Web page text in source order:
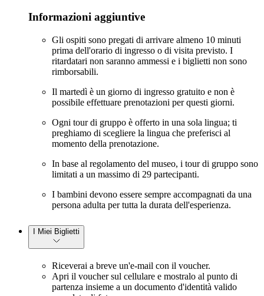
Informazioni aggiuntive
Gli ospiti sono pregati di arrivare almeno 10 minuti
prima dell'orario di ingresso o di visita previsto. I
ritardatari non saranno ammessi e i biglietti non sono
rimborsabili.
Il martedì è un giorno di ingresso gratuito e non è
possibile effettuare prenotazioni per questi giorni.
Ogni tour di gruppo è offerto in una sola lingua; ti
preghiamo di scegliere la lingua che preferisci al
momento della prenotazione.
In base al regolamento del museo, i tour di gruppo sono
limitati a un massimo di 29 partecipanti.
I bambini devono essere sempre accompagnati da una
persona adulta per tutta la durata dell'esperienza.
I Miei Biglietti
Riceverai a breve un'e-mail con il voucher.
Apri il voucher sul cellulare e mostralo al punto di
partenza insieme a un documento d'identità valido